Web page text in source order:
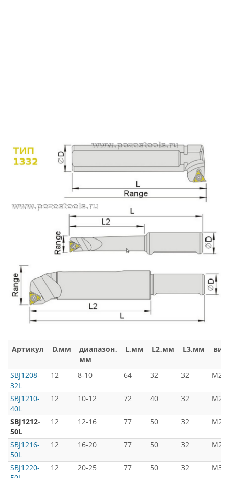
Артикул D.мм
диапазон,
мм
L,мм L2,мм L3,мм
SBJ1208-
32L
12 8-10 64 32 32
SBJ1210-
40L
12 10-12 72 40 32
SBJ1212-
50L
12 12-16 77 50 32
SBJ1216-
50L
12 16-20 77 50 32
SBJ1220-
12 20-25 77 50 32